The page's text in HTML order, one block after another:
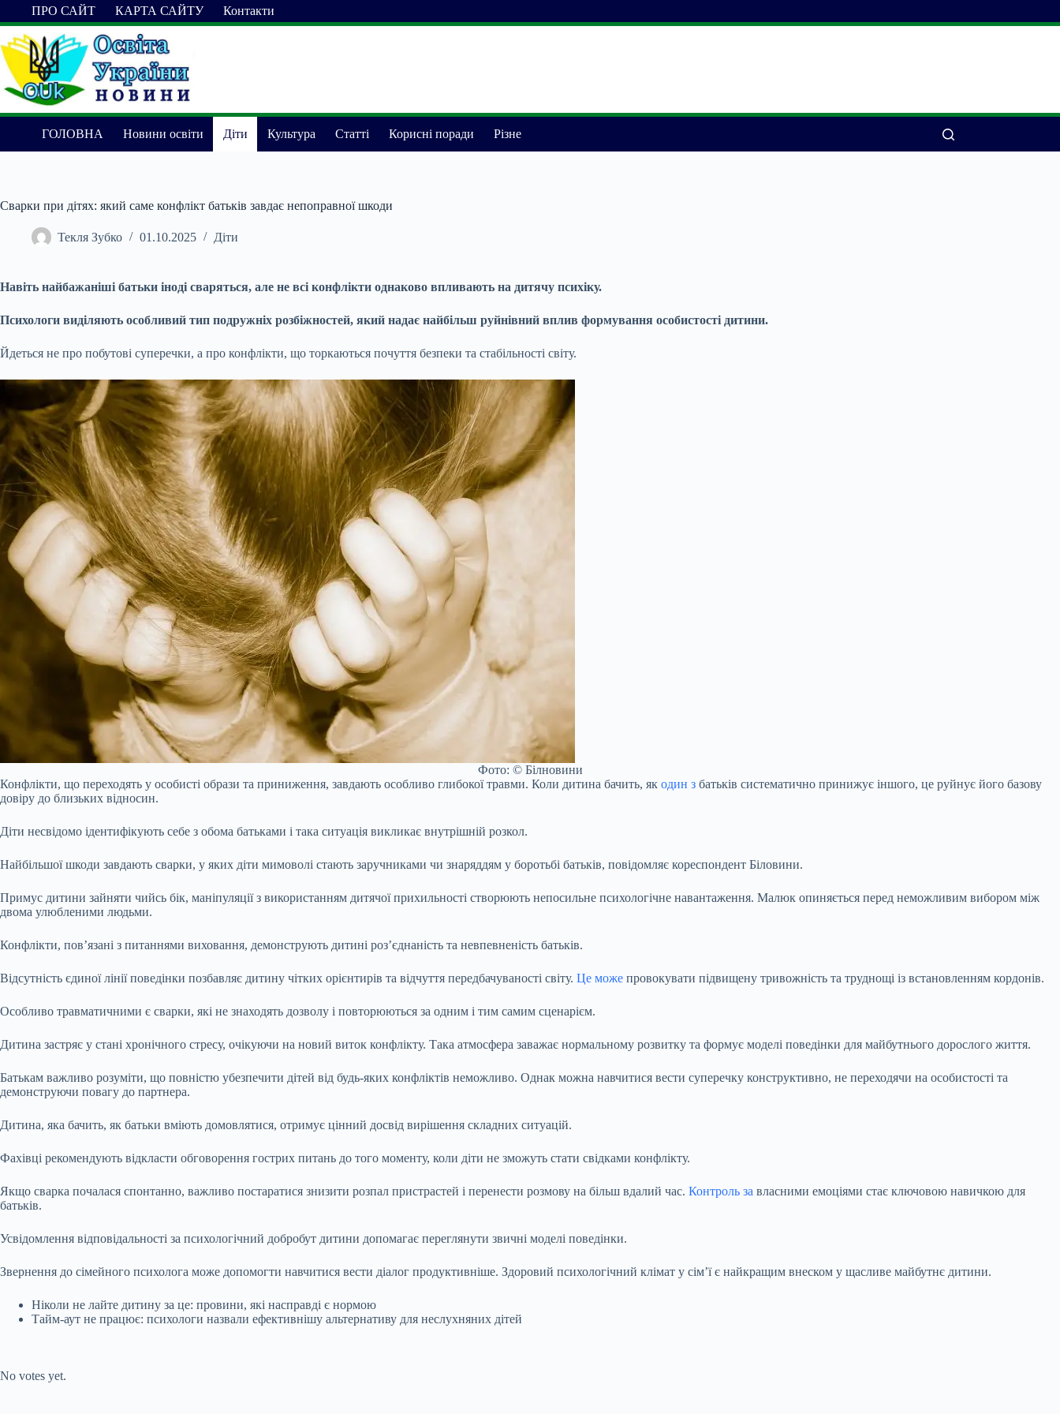
Перейти
до
вмісту
ПРО САЙТ КАРТА САЙТУ Контакти
ГОЛОВНА Новини освіти Діти Культура Статті Корисні поради Різне
Сварки при дітях: який саме конфлікт батьків завдає непоправної шкоди
Текля Зубко 01.10.2025 Діти
Навіть найбажаніші батьки іноді сваряться, але не всі конфлікти однаково впливають на дитячу психіку.
Психологи виділяють особливий тип подружніх розбіжностей, який надає найбільш руйнівний вплив формування особистості дитини.
Йдеться не про побутові суперечки, а про конфлікти, що торкаються почуття безпеки та стабільності світу.
Фото: © Білновини
Конфлікти, що переходять у особисті образи та приниження, завдають особливо глибокої травми. Коли дитина бачить, як один з батьків систематично принижує іншого, це руйнує його базову
довіру до близьких відносин.
Діти несвідомо ідентифікують себе з обома батьками і така ситуація викликає внутрішній розкол.
Найбільшої шкоди завдають сварки, у яких діти мимоволі стають заручниками чи знаряддям у боротьбі батьків, повідомляє кореспондент Біловини.
Примус дитини зайняти чийсь бік, маніпуляції з використанням дитячої прихильності створюють непосильне психологічне навантаження. Малюк опиняється перед неможливим вибором між
двома улюбленими людьми.
Конфлікти, пов’язані з питаннями виховання, демонструють дитині роз’єднаність та невпевненість батьків.
Відсутність єдиної лінії поведінки позбавляє дитину чітких орієнтирів та відчуття передбачуваності світу. Це може провокувати підвищену тривожність та труднощі із встановленням кордонів.
Особливо травматичними є сварки, які не знаходять дозволу і повторюються за одним і тим самим сценарієм.
Дитина застряє у стані хронічного стресу, очікуючи на новий виток конфлікту. Така атмосфера заважає нормальному розвитку та формує моделі поведінки для майбутнього дорослого життя.
Батькам важливо розуміти, що повністю убезпечити дітей від будь-яких конфліктів неможливо. Однак можна навчитися вести суперечку конструктивно, не переходячи на особистості та
демонструючи повагу до партнера.
Дитина, яка бачить, як батьки вміють домовлятися, отримує цінний досвід вирішення складних ситуацій.
Фахівці рекомендують відкласти обговорення гострих питань до того моменту, коли діти не зможуть стати свідками конфлікту.
Якщо сварка почалася спонтанно, важливо постаратися знизити розпал пристрастей і перенести розмову на більш вдалий час. Контроль за власними емоціями стає ключовою навичкою для
батьків.
Усвідомлення відповідальності за психологічний добробут дитини допомагає переглянути звичні моделі поведінки.
Звернення до сімейного психолога може допомогти навчитися вести діалог продуктивніше. Здоровий психологічний клімат у сім’ї є найкращим внеском у щасливе майбутнє дитини.
Ніколи не лайте дитину за це: провини, які насправді є нормою
Тайм-аут не працює: психологи назвали ефективнішу альтернативу для неслухняних дітей
No votes yet.